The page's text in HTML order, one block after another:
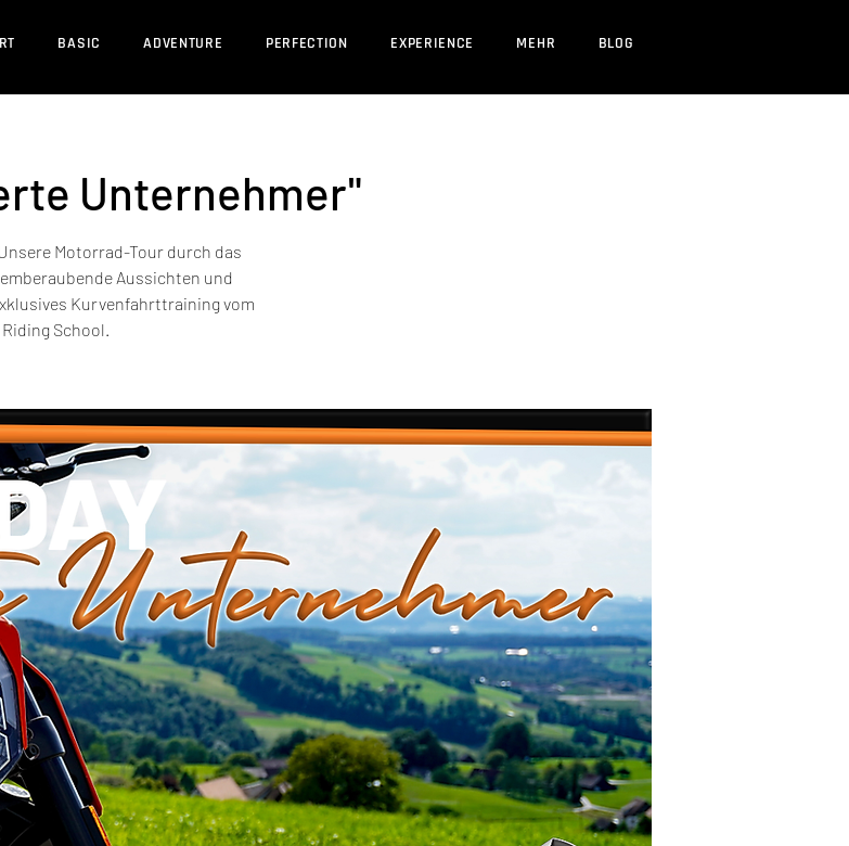
BASIC ADVENTURE PERFECTION EXPERIENCE MEHR BLOG
Unternehmer"
Motorrad-Tour durch das
Aussichten und
Kurvenfahrttraining vom
School.